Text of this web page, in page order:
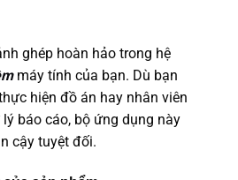
ghép hoàn hảo trong hệ
máy tính của bạn. Dù bạn
hiện đồ án hay nhân viên
báo cáo, bộ ứng dụng này
cậy tuyệt đối.